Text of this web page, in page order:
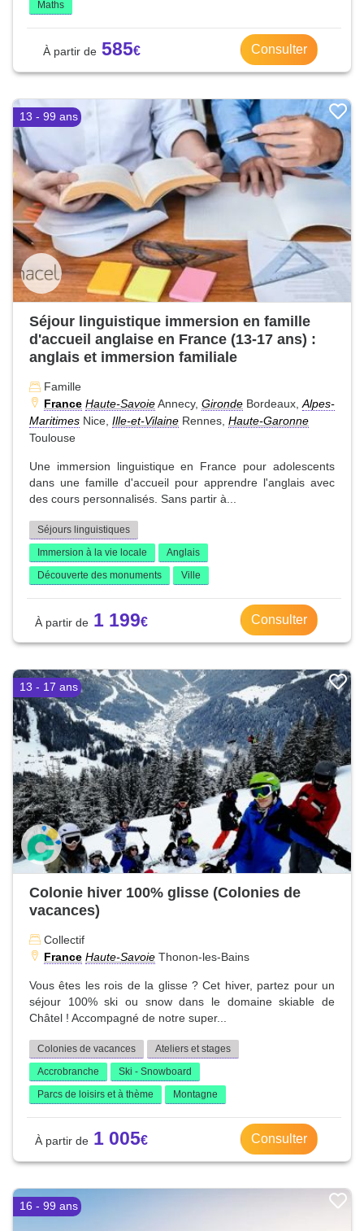
Maths
585 Consulter
13 - 99 ans
Séjour linguistique immersion en famille
d'accueil anglaise en France (13-17 ans) :
anglais et immersion familiale
Famille
France Haute-SavoieAnnecy, Gironde Bordeaux,Alpes-
Maritimes Nice, Ille-et-Vilaine Rennes, Haute-Garonne
Toulouse
Une immersion linguistique en France pour adolescents
dans une famille d'accueil pour apprendre l'anglais avec
des cours personnalisés. Sans partir à...
Séjours linguistiques
Immersion à la vie locale
Anglais
Découverte des monuments
Ville
1 199 Consulter
13 - 17 ans
Colonie hiver 100% glisse (Colonies de
vacances)
Collectif
France Haute-Savoie Thonon-les-Bains
Vous êtes les rois de la glisse ? Cet hiver, partez pour un
séjour 100% ski ou snow dans le domaine skiable de
Châtel ! Accompagné de notre super...
Colonies de vacances
Ateliers et stages
Accrobranche
Ski - Snowboard
Parcs de loisirs et à thème
Montagne
1 005 Consulter
16 - 99 ans